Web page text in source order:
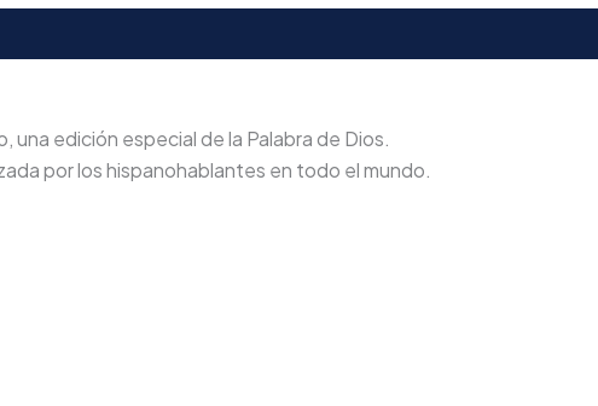
una edición especial de la Palabra de Dios.
por los hispanohablantes en todo el mundo.